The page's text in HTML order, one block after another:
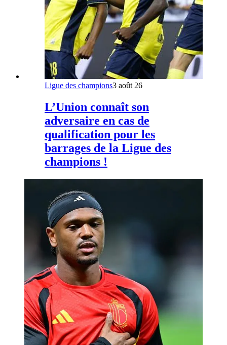
Ligue des champions3 août 26
L’Union connaît son
adversaire en cas de
qualification pour les
barrages de la Ligue des
champions !